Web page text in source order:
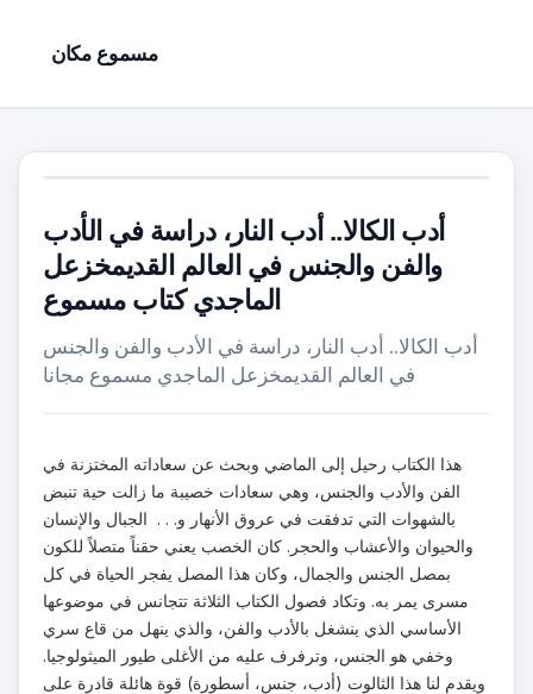
مسموع مكان
أدب الكالا.. أدب النار، دراسة في الأدب
والفن والجنس في العالم القديمخزعل
الماجدي كتاب مسموع
أدب الكالا.. أدب النار، دراسة في الأدب والفن والجنس
في العالم القديمخزعل الماجدي مسموع مجانا
هذا الكتاب رحيل إلى الماضي وبحث عن سعاداته المختزنة في
الفن والأدب والجنس، وهي سعادات خصيبة ما زالت حية تنبض
بالشهوات التي تدفقت في عروق الأنهار و. . . الجبال والإنسان
والحيوان والأعشاب والحجر. كان الخصب يعني حقناً متصلاً للكون
بمصل الجنس والجمال، وكان هذا المصل يفجر الحياة في كل
مسرى يمر به. وتكاد فصول الكتاب الثلاثة تتجانس في موضوعها
الأساسي الذي ينشغل بالأدب والفن، والذي ينهل من قاع سري
وخفي هو الجنس، وترفرف عليه من الأغلى طيور الميثولوجيا.
ويقدم لنا هذا الثالوت (أدب، جنس، أسطورة) قوة هائلة قادرة على